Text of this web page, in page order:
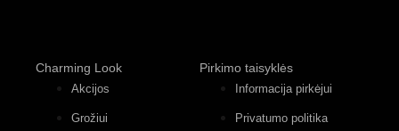
Charming Look
Akcijos
Grožiui
Pirkimo taisyklės
Informacija pirkėjui
Privatumo politika